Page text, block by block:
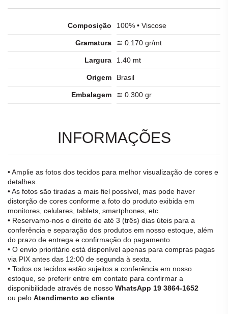
Composição 100% • Viscose
Gramatura ≅ 0.170 gr/mt
Largura 1.40 mt
Origem Brasil
Embalagem ≅ 0.300 gr
INFORMAÇÕES
• Amplie as fotos dos tecidos para melhor visualização de cores e
detalhes.
• As fotos são tiradas a mais fiel possível, mas pode haver
distorção de cores conforme a foto do produto exibida em
monitores, celulares, tablets, smartphones, etc.
• Reservamo-nos o direito de até 3 (três) dias úteis para a
conferência e separação dos produtos em nosso estoque, além
do prazo de entrega e confirmação do pagamento.
• O envio prioritário está disponível apenas para compras pagas
via PIX antes das 12:00 de segunda à sexta.
• Todos os tecidos estão sujeitos a conferência em nosso
estoque, se preferir entre em contato para confirmar a
disponibilidade através de nosso WhatsApp 19 3864-1652
ou pelo Atendimento ao cliente